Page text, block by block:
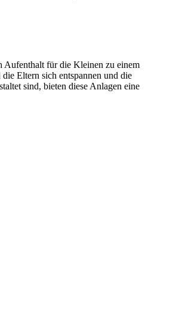
Aufenthalt für die Kleinen zu einem
Eltern sich entspannen und die
sind, bieten diese Anlagen eine